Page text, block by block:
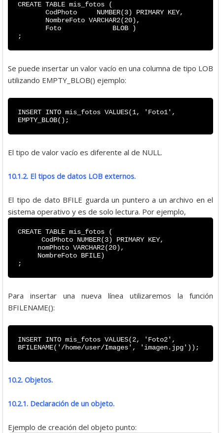
CREATE TABLE mis_fotos (
CodPhoto NUMBER(3) PRIMARY KEY,
NombreFoto VARCHAR2(20),
Foto BLOB )
;
Se puede insertar un valor vacío en una columna de tipo LOB
utilizando EMPTY_BLOB() ejemplo:
INSERT INTO mis_fotos VALUES(1, 'Foto1',
EMPTY_BLOB();
El tipo de valor vacío es diferente al de NULL.
10.1.2. El tipos de datos LOB externos.
El tipo de dato BFILE guarda un puntero a un archivo en el
sistema operativo y es de solo lectura. Por ejemplo,
CREATE TABLE mis_fotos (
CodPhoto NUMBER(3) PRIMARY KEY,
nomPhoto VARCHAR2(20),
NombreFoto BFILE)
;
Para insertar una nueva línea utilizaremos la función
BFILENAME():
INSERT INTO mis_fotos VALUES(2, 'Foto2',
BFILENAME('/home/user/Images', 'imagen.jpg'));
10.2. Objetos.
10.2.1. Declaración de un objeto.
Ejemplo de creación del objeto punto: